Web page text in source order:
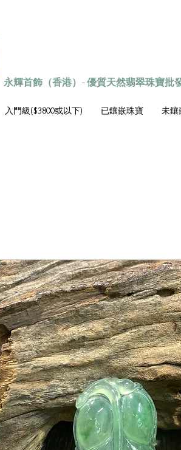
永輝首飾（香港）- 優質天然翡翠珠寶批
入門級($3800或以下) 已鑲嵌珠寶 未鑲